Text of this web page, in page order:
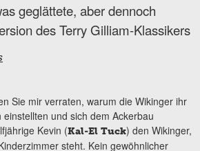
geglättete, aber dennoch
des Terry Gilliam-Klassikers
Sie mir verraten, warum die Wikinger ihr
und sich dem Ackerbau
Kevin (Kal-El Tuck) den Wikinger,
steht. Kein gewöhnlicher